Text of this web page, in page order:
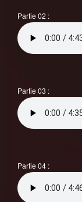
Partie 02 :
Partie 03 :
Partie 04 :